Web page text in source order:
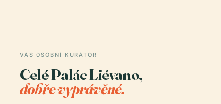
VÁŠ OSOBNÍ KURÁTOR
Celé Palác Liévano,
dobře vyprávěné.